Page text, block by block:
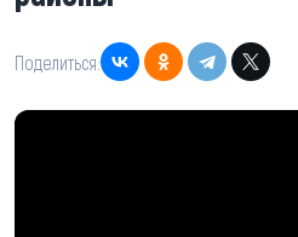
Поделиться: